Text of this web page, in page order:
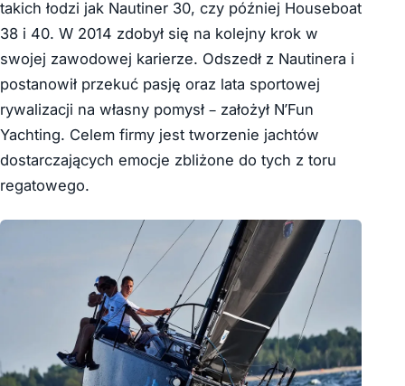
takich łodzi jak Nautiner 30, czy później Houseboat
38 i 40. W 2014 zdobył się na kolejny krok w
swojej zawodowej karierze. Odszedł z Nautinera i
postanowił przekuć pasję oraz lata sportowej
rywalizacji na własny pomysł – założył N’Fun
Yachting. Celem firmy jest tworzenie jachtów
dostarczających emocje zbliżone do tych z toru
regatowego.